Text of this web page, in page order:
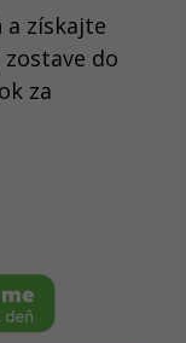
a získajte
do
za